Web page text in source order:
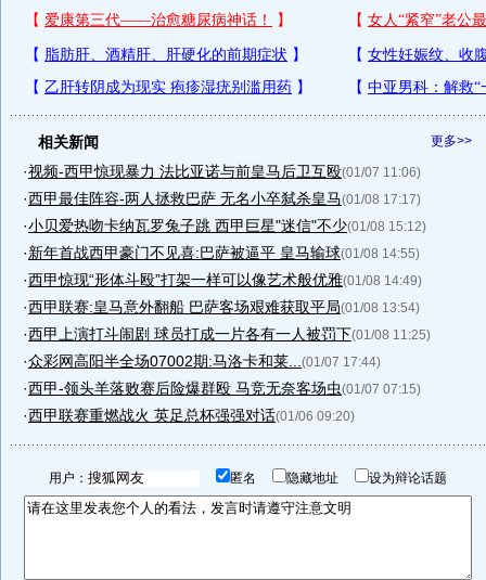
更多>>
相关新闻
·视频-西甲惊现暴力 法比亚诺与前皇马后卫互殴(01/07 11:06)
·西甲最佳阵容-两人拯救巴萨 无名小卒弑杀皇马(01/08 17:17)
·小贝爱热吻卡纳瓦罗兔子跳 西甲巨星"迷信"不少(01/08 15:12)
·新年首战西甲豪门不见喜:巴萨被逼平 皇马输球(01/08 14:55)
·西甲惊现“形体斗殴”打架一样可以像艺术般优雅(01/08 14:49)
·西甲联赛:皇马意外翻船 巴萨客场艰难获取平局(01/08 13:54)
·西甲上演打斗闹剧 球员打成一片各有一人被罚下(01/08 11:25)
·众彩网高阳半全场07002期:马洛卡和莱... (01/07 17:44)
·西甲-领头羊落败赛后险爆群殴 马竞无奈客场虫(01/07 07:15)
·西甲联赛重燃战火 英足总杯强强对话(01/06 09:20)
用户： 匿名 隐藏地址 设为辩论话题